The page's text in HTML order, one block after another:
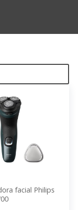
facial Philips